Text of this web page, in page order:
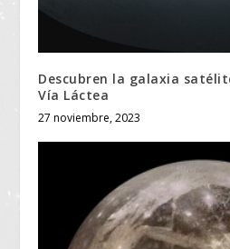
Descubren la galaxia
Vía Láctea
27 noviembre, 2023